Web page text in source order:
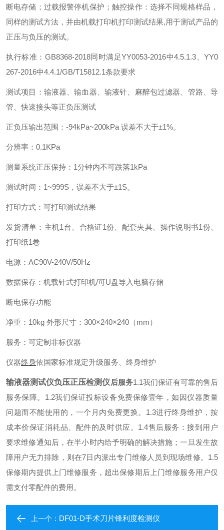
断电存储；过载报警停机保护；触控操作：选择不同规格样品，
同样的测试方法，并由机载打印机打印测试结果,用于测试产品的
正压与负压的测试。
执行标准：GB8368-2018同时满足YY0053-2016中4.5.1.3、YY0
267-2016中4.4.1/GB/T15812.1条款要求
测试项目：输液器、输血器、输液针、麻醉包过滤器、管路、导
管、快速接头等正负压测试
正负压输出范围：-94kPa~200kPa 误差不大于±1%。
分辨率：0.1KPa
测量系统正压保持：1分钟内不可跌落1kPa
测试时间：1~999S，误差不大于±1S。
打印方式：可打印测试结果
发货清单：主机1台、合格证1份、配套夹具、操作说明书1份、
打印纸1卷
电源：AC90V-240V/50Hz
数据保存：机载针式打印机/可U盘导入电脑存储
断电保存功能
净重：10kg 外形尺寸：300×240×240（mm）
服务：可定制非标仪器
仪器终身依国家标准规定升级服务、终身维护
输液器测试仪负压正压检测仪 后服务1.1我们保证有可靠的售后
服务保障。 1.2我们保证投标设备免费保修壹年，如因仪器质量
问题而不能使用的，一个月内免费更换。 1.3进行终身维护，按
成本价保证消耗品、配件的及时供应。 1.4售后服务：接到用户
要求维修通知后，在半小时内给予明确的解决措施；一旦发生故
障用户无力排除，则在7日内派出专门维修人员到现场维修。 1.5
保修期内提供上门维修服务，超出保修期后上门维修服务用户仅
需支付零配件的费用。
上一个： DF01-D手术刀片锋利度检测仪